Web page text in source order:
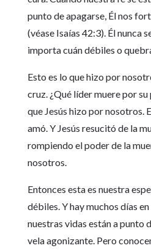
punto de apagarse, Él nos
(véase Isaías 42:3). Él nunca
importa cuán débiles o
Esto es lo que hizo por
cruz. ¿Qué líder muere por
que Jesús hizo por nosotros.
amó. Y Jesús resucitó de la
rompiendo el poder de la
nosotros.
Entonces esta es nuestra
débiles. Y hay muchos días
nuestras vidas están a punto
vela agonizante. Pero